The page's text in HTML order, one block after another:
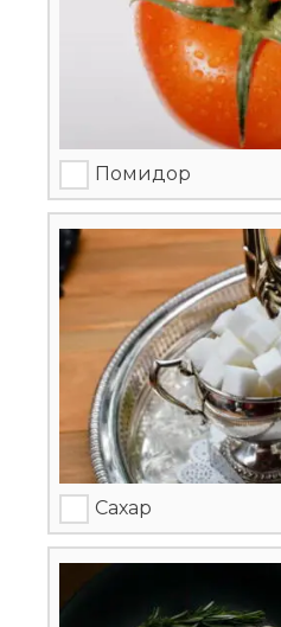
Помидор
Сахар